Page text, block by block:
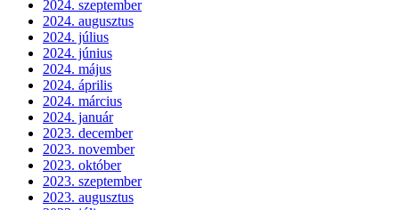
2024. szeptember
2024. augusztus
2024. július
2024. június
2024. május
2024. április
2024. március
2024. január
2023. december
2023. november
2023. október
2023. szeptember
2023. augusztus